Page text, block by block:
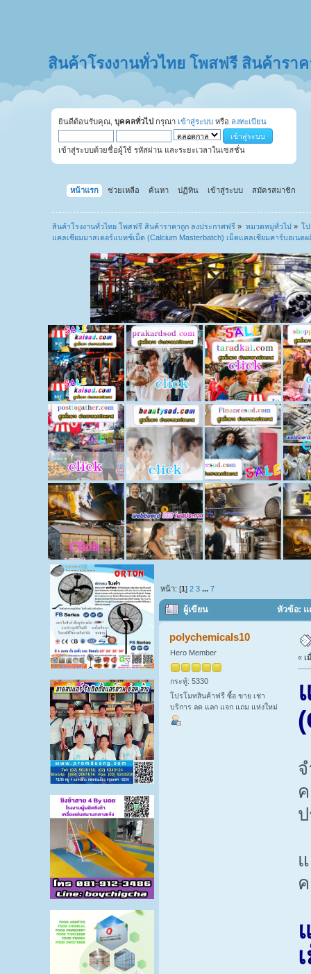
สินค้าโรงงานทั่วไทย โพสฟรี สินค้ารา
ยินดีต้อนรับคุณ, บุคคลทั่วไป กรุณา เข้าสู่ระบบ หรือ ลงทะเบียน
เข้าสู่ระบบด้วยชื่อผู้ใช้ รหัสผ่าน และระยะเวลาในเซสชั่น
หน้าแรก ช่วยเหลือ ค้นหา ปฏิทิน เข้าสู่ระบบ สมัครสมาชิก
สินค้าโรงงานทั่วไทย โพสฟรี สินค้าราคาถูก ลงประกาศฟรี » หมวดหมู่ทั่วไป » โ
แคลเซียมมาสเตอร์แบทช์เม็ด (Calcium Masterbatch) เม็ดแคลเซียมคาร์บอเนต
หน้า: [1]2 3 ...7
ผู้เขียน หัวข้อ: แ
polychemicals10
Hero Member
กระทู้: 5330
โปรโมทสินค้าฟรี ซื้อ ขาย เช่า
บริการ ลด แลก แจก แถม แห่งใหม่
« เ